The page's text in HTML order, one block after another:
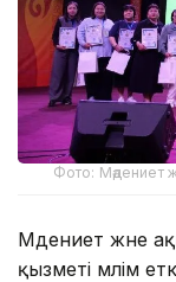
Фото: Мәдениет
Мәдениет және
қызметі мәлім